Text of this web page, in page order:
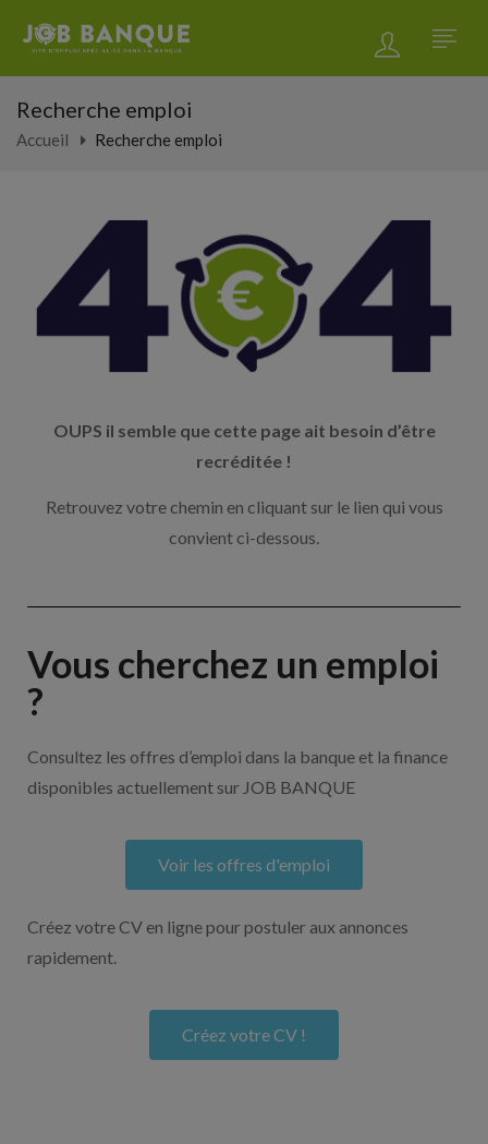
Recherche emploi
Accueil Recherche emploi
OUPS il semble que cette page ait besoin d’être
recréditée !
Retrouvez votre chemin en cliquant sur le lien qui vous
convient ci-dessous.
Vous cherchez un emploi
?
Consultez les offres d’emploi dans la banque et la finance
disponibles actuellement sur JOB BANQUE
Voir les offres d'emploi
Créez votre CV en ligne pour postuler aux annonces
rapidement.
Créez votre CV !